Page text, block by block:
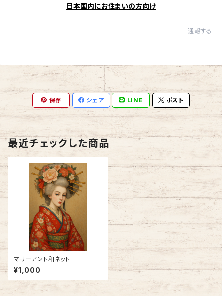
日本国内にお住まいの方向け
通報する
保存 シェア LINE ポスト
最近チェックした商品
マリーアント和ネット
¥1,000